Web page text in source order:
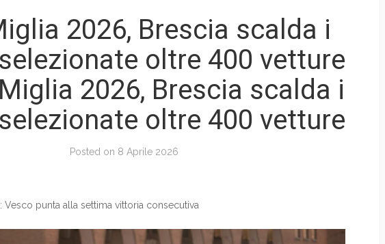
2026, Brescia scalda i
oltre 400 vetture
2026, Brescia scalda i
oltre 400 vetture
Posted on 8 Aprile 2026
Vesco punta alla settima vittoria consecutiva